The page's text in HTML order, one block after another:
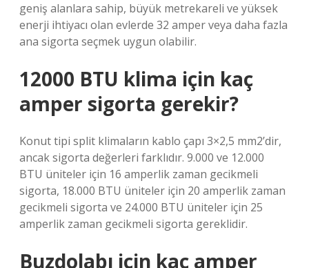
geniş alanlara sahip, büyük metrekareli ve yüksek
enerji ihtiyacı olan evlerde 32 amper veya daha fazla
ana sigorta seçmek uygun olabilir.
12000 BTU klima için kaç
amper sigorta gerekir?
Konut tipi split klimaların kablo çapı 3×2,5 mm2’dir,
ancak sigorta değerleri farklıdır. 9.000 ve 12.000
BTU üniteler için 16 amperlik zaman gecikmeli
sigorta, 18.000 BTU üniteler için 20 amperlik zaman
gecikmeli sigorta ve 24.000 BTU üniteler için 25
amperlik zaman gecikmeli sigorta gereklidir.
Buzdolabı için kaç amper